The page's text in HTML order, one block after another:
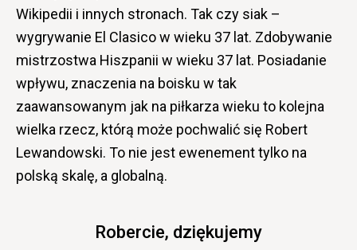
Wikipedii i innych stronach. Tak czy siak –
wygrywanie El Clasico w wieku 37 lat. Zdobywanie
mistrzostwa Hiszpanii w wieku 37 lat. Posiadanie
wpływu, znaczenia na boisku w tak
zaawansowanym jak na piłkarza wieku to kolejna
wielka rzecz, którą może pochwalić się Robert
Lewandowski. To nie jest ewenement tylko na
polską skalę, a globalną.
Robercie, dziękujemy